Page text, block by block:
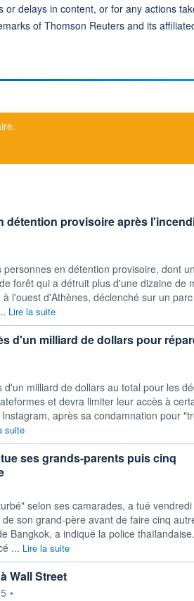
delays in content, or for any actions
of Thomson Reuters and its
détention provisoire après
en détention provisoire, dont un
forêt qui a détruit plus d'une dizaine de
l'ouest d'Athènes, déclenché sur un parc
Lire la suite
d'un milliard de dollars pour
milliard de dollars au total pour les
et devra limiter leur accès à
après sa condamnation pour
suite
ses grands-parents puis cinq
selon ses camarades, a tué
son grand-père avant de faire cinq
Bangkok, a indiqué la police thaïlandaise.
... Lire la suite
Wall Street
•